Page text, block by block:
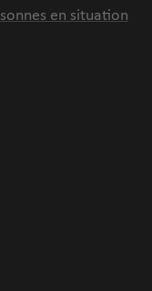
en situation